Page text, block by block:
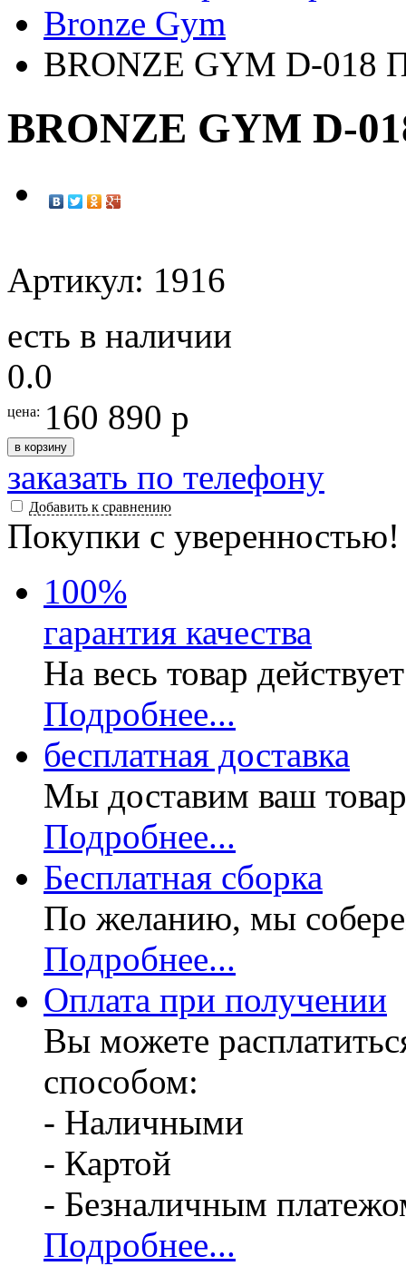
Bronze Gym
BRONZE GYM D-018
BRONZE GYM D-
Артикул: 1916
есть в наличии
0.0
цена: 160 890 р
в корзину
заказать по телефону
Добавить к сравнению
Покупки с уверенностью!
100%
гарантия качества
На весь товар
Подробнее...
бесплатная доставка
Мы доставим ваш
Подробнее...
Бесплатная сборка
По желанию, мы
Подробнее...
Оплата при получении
Вы можете
способом:
- Наличными
- Картой
- Безналичным
Подробнее...